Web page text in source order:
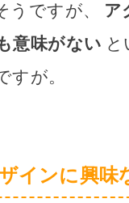
うですが、
ア
意味がない
すが。
インに興味